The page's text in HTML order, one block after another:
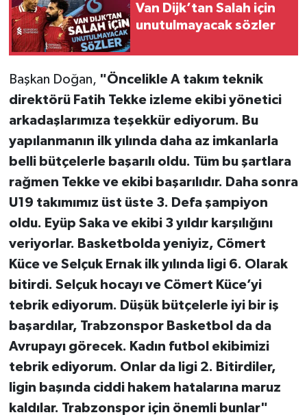
Van Dijk’tan Salah için
unutulmayacak sözler
Başkan Doğan, "Öncelikle A takım teknik
direktörü Fatih Tekke izleme ekibi yönetici
arkadaşlarımıza teşekkür ediyorum. Bu
yapılanmanın ilk yılında daha az imkanlarla
belli bütçelerle başarılı oldu. Tüm bu şartlara
rağmen Tekke ve ekibi başarılıdır. Daha sonra
U19 takımımız üst üste 3. Defa şampiyon
oldu. Eyüp Saka ve ekibi 3 yıldır karşılığını
veriyorlar. Basketbolda yeniyiz, Cömert
Küce ve Selçuk Ernak ilk yılında ligi 6. Olarak
bitirdi. Selçuk hocayı ve Cömert Küce’yi
tebrik ediyorum. Düşük bütçelerle iyi bir iş
başardılar, Trabzonspor Basketbol da da
Avrupayı görecek. Kadın futbol ekibimizi
tebrik ediyorum. Onlar da ligi 2. Bitirdiler,
ligin başında ciddi hakem hatalarına maruz
kaldılar. Trabzonspor için önemli bunlar"